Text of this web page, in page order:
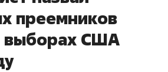
преемников
выборах США